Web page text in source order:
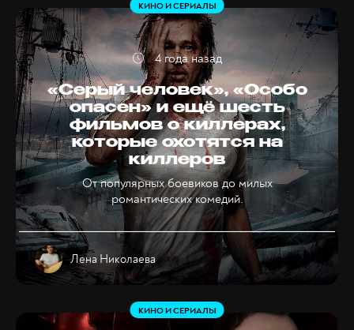
«Серый человек», «Особо
опасен» и ещё шесть
фильмов о киллерах,
которые охотятся на
киллеров
От популярных боевиков до милых
романтических комедий.
КИНО И СЕРИАЛЫ
Лена Николаева
4 года назад
КИНО И СЕРИАЛЫ